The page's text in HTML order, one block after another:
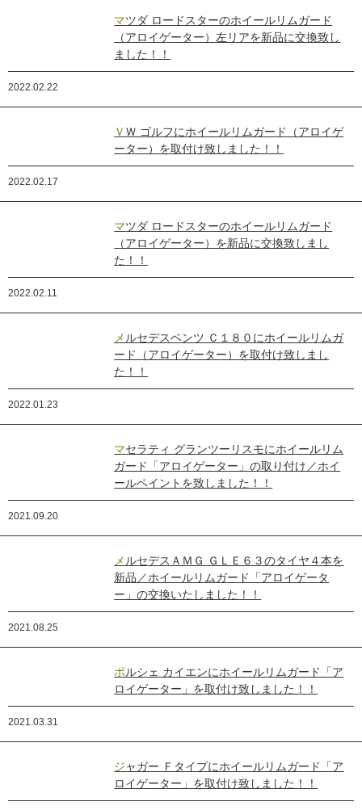
マツダ ロードスターのホイールリムガード
（アロイゲーター）左リアを新品に交換致し
ました！！
2022.02.22
ＶＷ ゴルフにホイールリムガード（アロイゲ
ーター）を取付け致しました！！
2022.02.17
マツダ ロードスターのホイールリムガード
（アロイゲーター）を新品に交換致しまし
た！！
2022.02.11
メルセデスベンツ Ｃ１８０にホイールリムガ
ード（アロイゲーター）を取付け致しまし
た！！
2022.01.23
マセラティ グランツーリスモにホイールリム
ガード「アロイゲーター」の取り付け／ホイ
ールペイントを致しました！！
2021.09.20
メルセデスＡＭＧ ＧＬＥ６３のタイヤ４本を
新品／ホイールリムガード「アロイゲータ
ー」の交換いたしました！！
2021.08.25
ポルシェ カイエンにホイールリムガード「ア
ロイゲーター」を取付け致しました！！
2021.03.31
ジャガー Ｆタイプにホイールリムガード「ア
ロイゲーター」を取付け致しました！！